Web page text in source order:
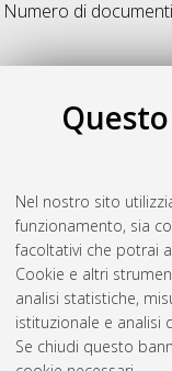
Nel nostro sito
funzionamento, sia
facoltativi che potrai
Cookie e altri
analisi statistiche,
istituzionale e analisi
Se chiudi questo
Numero di
2010
Fracasso, Guido
characterization of
thesis], Alma Mater
Dottorato di ricerca
10.6092/unibo/
Questa lista e'